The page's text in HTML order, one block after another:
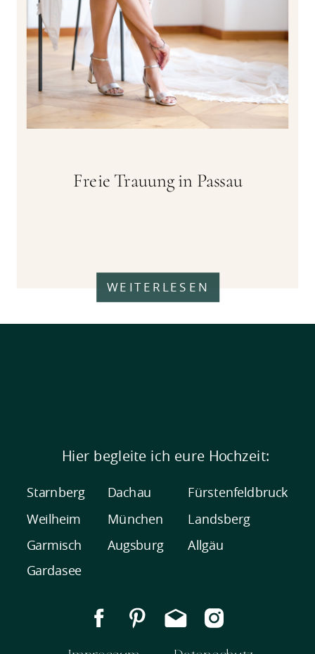
WEITERLESEN
Freie Trauung in Passau
Hier begleite ich eure Hochzeit:
Starnberg Dachau
Augsburg
Weilheim München
Landsberg
Allgäu
Fürstenfeldbruck
Garmisch
Gardasee